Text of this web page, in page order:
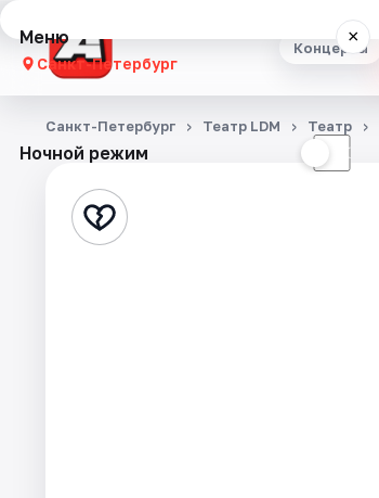
Концерты
Меню ×
Санкт-Петербург
Концерты
Стендап
Ночной режим ☾
Санкт-Петербург Театр LDM Театр